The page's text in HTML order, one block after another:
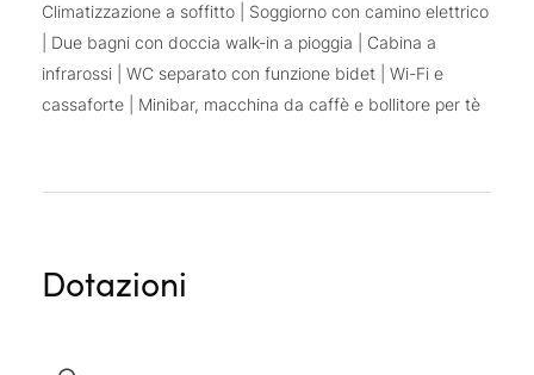
Climatizzazione a soffitto | Soggiorno con camino elettrico
| Due bagni con doccia walk-in a pioggia | Cabina a
infrarossi | WC separato con funzione bidet | Wi-Fi e
cassaforte | Minibar, macchina da caffè e bollitore per tè
Dotazioni